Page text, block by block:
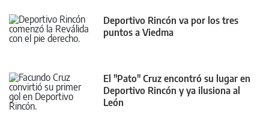
Deportivo Rincón va por los tres
puntos a Viedma
El "Pato" Cruz encontró su lugar en
Deportivo Rincón y ya ilusiona al
León